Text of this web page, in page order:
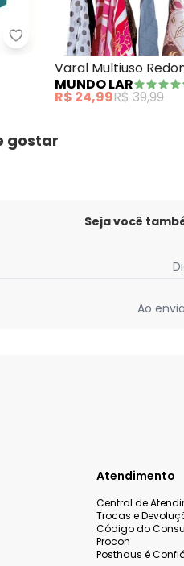
Lar e Lazer - Mini
Varal Multiuso
Roupas 1 Peça
MUNDO LAR
R$ 24,99R$ 39,99
gostar
Seja você
Ao
Atendimento
Central de
Trocas e
Código do
Procon
Posthaus é